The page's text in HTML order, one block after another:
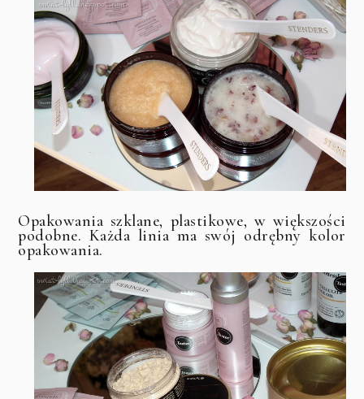
Opakowania szklane, plastikowe, w większości
podobne. Każda linia ma swój odrębny kolor
opakowania.